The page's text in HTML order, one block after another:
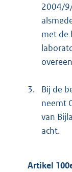
2004/
met de
3.
Bij de
neemt
van
acht.
Artikel